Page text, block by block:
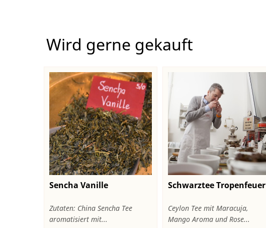
Wird gerne gekauft
Sencha Vanille
Zutaten: China Sencha Tee
aromatisiert mit...
Schwarztee Tropenfeuer
Ceylon Tee mit Maracuja,
Mango Aroma und Rose...